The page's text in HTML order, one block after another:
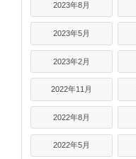
2023年8月
2023年5月
2023年2月
2022年11月
2022年8月
2022年5月